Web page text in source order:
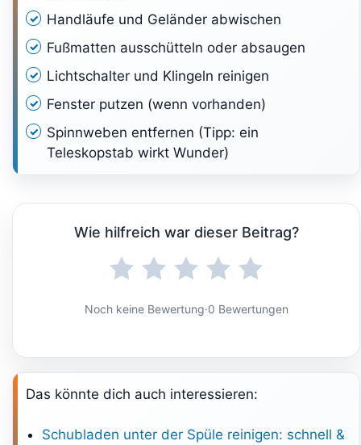
Handläufe und Geländer abwischen
Fußmatten ausschütteln oder absaugen
Lichtschalter und Klingeln reinigen
Fenster putzen (wenn vorhanden)
Spinnweben entfernen (Tipp: ein
Teleskopstab wirkt Wunder)
Wie hilfreich war dieser Beitrag?
Noch keine Bewertung·0 Bewertungen
Das könnte dich auch interessieren:
Schubladen unter der Spüle reinigen: schnell &